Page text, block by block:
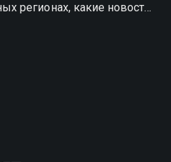
регионах, какие новости
про школу и дружбу,